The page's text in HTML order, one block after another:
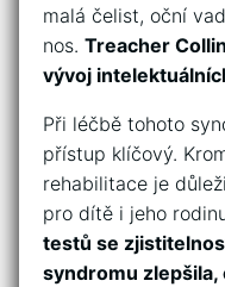
malá čelist, oční
nos.⁢ Treacher
vývoj‌
Při léčbě tohoto
přístup klíčový.
rehabilitace je
pro dítě ​i jeho
testů se
syndromu zlepšila,